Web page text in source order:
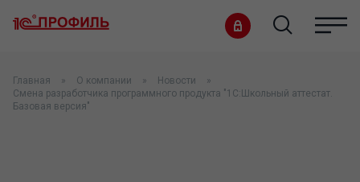
Главная О компании
Новости
Смена разработчика программного продукта "1С:Школьный аттестат.
Базовая версия"